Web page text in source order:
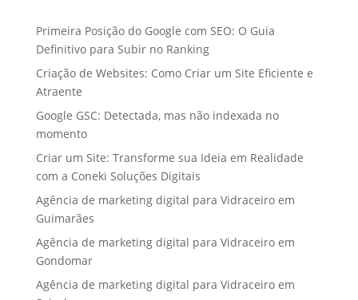
Primeira Posição do Google com SEO: O Guia
Definitivo para Subir no Ranking
Criação de Websites: Como Criar um Site Eficiente e
Atraente
Google GSC: Detectada, mas não indexada no
momento
Criar um Site: Transforme sua Ideia em Realidade
com a Coneki Soluções Digitais
Agência de marketing digital para Vidraceiro em
Guimarães
Agência de marketing digital para Vidraceiro em
Gondomar
Agência de marketing digital para Vidraceiro em